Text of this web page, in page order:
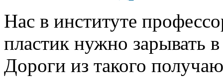
Нас в институте
пластик нужно зарывать в
Дороги из такого